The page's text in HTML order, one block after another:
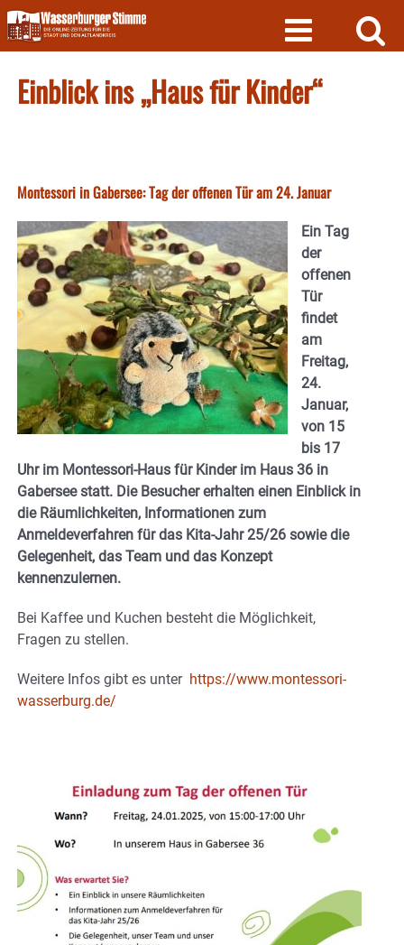
Skip
to
content
Einblick ins „Haus für Kinder“
Montessori in Gabersee: Tag der offenen Tür am 24. Januar
Ein Tag
der
offenen
Tür
findet
am
Freitag,
24.
Januar,
von 15
bis 17
Uhr im Montessori-Haus für Kinder im Haus 36 in
Gabersee statt. Die Besucher erhalten einen Einblick in
die Räumlichkeiten, Informationen zum
Anmeldeverfahren für das Kita-Jahr 25/26 sowie die
Gelegenheit, das Team und das Konzept
kennenzulernen.
Bei Kaffee und Kuchen besteht die Möglichkeit,
Fragen zu stellen.
Weitere Infos gibt es unter https://www.montessori-
wasserburg.de/